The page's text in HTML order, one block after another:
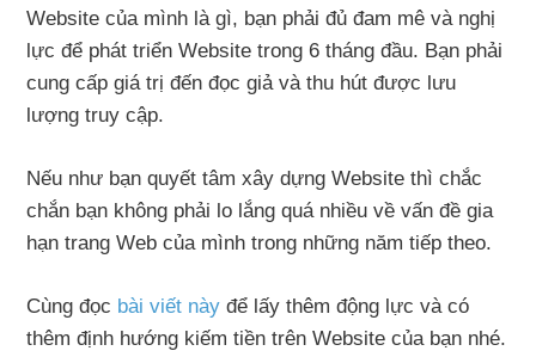
Website của mình là gì, bạn phải đủ đam mê và nghị
lực để phát triển Website trong 6 tháng đầu. Bạn phải
cung cấp giá trị đến đọc giả và thu hút được lưu
lượng truy cập.
Nếu như bạn quyết tâm xây dựng Website thì chắc
chắn bạn không phải lo lắng quá nhiều về vấn đề gia
hạn trang Web của mình trong những năm tiếp theo.
Cùng đọc bài viết này để lấy thêm động lực và có
thêm định hướng kiếm tiền trên Website của bạn nhé.